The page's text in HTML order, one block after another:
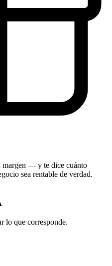
margen — y te dice cuánto
sea rentable de verdad.
lo que corresponde.